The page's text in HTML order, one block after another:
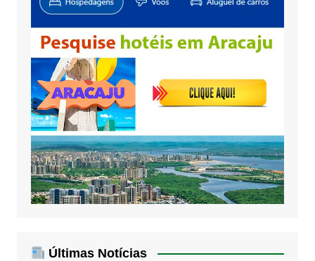
Últimas Notícias